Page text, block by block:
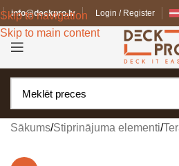
Skip to navigation
Skip to main content
info@deckpro.lv Login / Register
Sākums/Stiprinājuma elementi/